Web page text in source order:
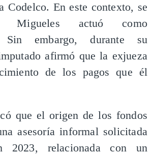
Codelco. En este contexto, se
Migueles actuó como
Sin embargo, durante su
afirmó que la exjueza
de los pagos que él
que el origen de los fondos
asesoría informal solicitada
2023, relacionada con un